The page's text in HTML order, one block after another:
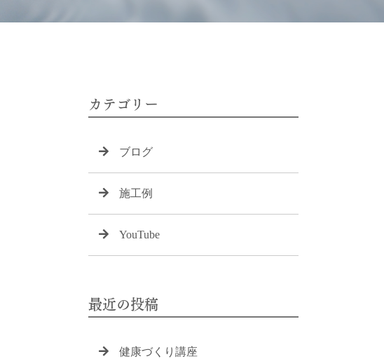
カテゴリー
ブログ
施工例
YouTube
最近の投稿
健康づくり講座